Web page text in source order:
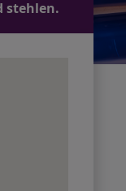
stehlen.